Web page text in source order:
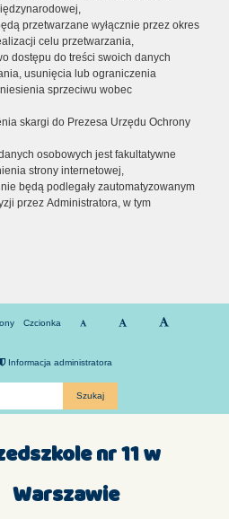
przetwarzane wyłącznie przez okres
celu przetwarzania,
dostępu do treści swoich danych
usunięcia lub ograniczenia
sprzeciwu wobec
skargi do Prezesa Urzędu Ochrony
osobowych jest fakultatywne
strony internetowej,
będą podlegały zautomatyzowanym
przez Administratora, w tym
Czcionka
Informacja administratora
nr 11 w
Warszawie